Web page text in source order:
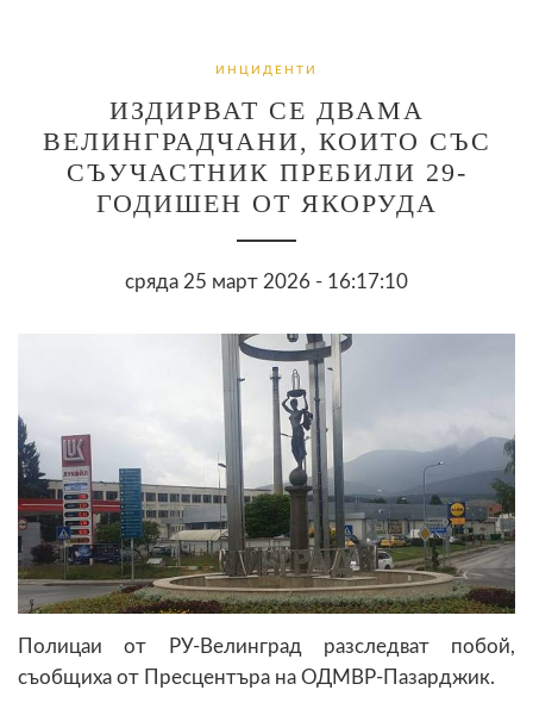
ИНЦИДЕНТИ
ИЗДИРВАТ СЕ ДВАМА
ВЕЛИНГРАДЧАНИ, КОИТО СЪС
СЪУЧАСТНИК ПРЕБИЛИ 29-
ГОДИШЕН ОТ ЯКОРУДА
сряда 25 март 2026 - 16:17:10
Полицаи от РУ-Велинград разследват побой,
съобщиха от Пресцентъра на ОДМВР-Пазарджик.